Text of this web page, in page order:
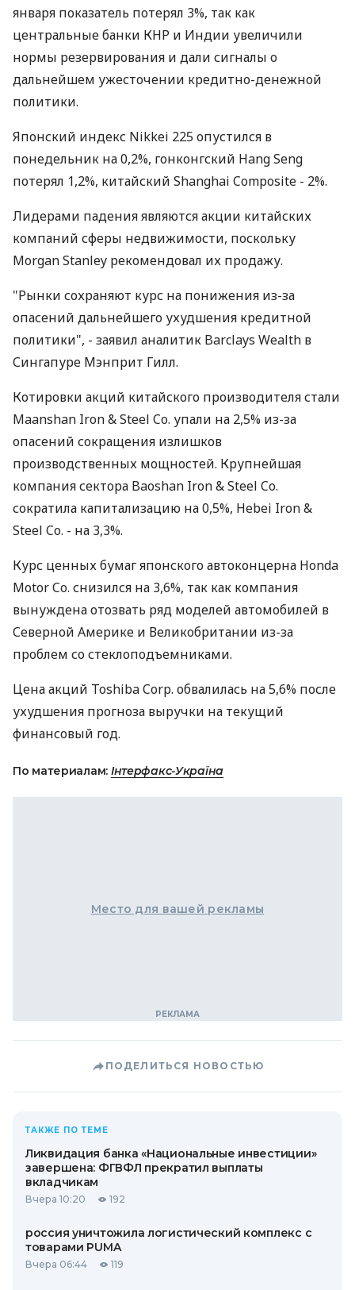
января показатель потерял 3%, так как
центральные банки КНР и Индии увеличили
нормы резервирования и дали сигналы о
дальнейшем ужесточении кредитно-денежной
политики.
Японский индекс Nikkei 225 опустился в
понедельник на 0,2%, гонконгский Hang Seng
потерял 1,2%, китайский Shanghai Composite - 2%.
Лидерами падения являются акции китайских
компаний сферы недвижимости, поскольку
Morgan Stanley рекомендовал их продажу.
"Рынки сохраняют курс на понижения из-за
опасений дальнейшего ухудшения кредитной
политики", - заявил аналитик Barclays Wealth в
Сингапуре Мэнприт Гилл.
Котировки акций китайского производителя стали
Maanshan Iron & Steel Co. упали на 2,5% из-за
опасений сокращения излишков
производственных мощностей. Крупнейшая
компания сектора Baoshan Iron & Steel Co.
сократила капитализацию на 0,5%, Hebei Iron &
Steel Co. - на 3,3%.
Курс ценных бумаг японского автоконцерна Honda
Motor Co. снизился на 3,6%, так как компания
вынуждена отозвать ряд моделей автомобилей в
Северной Америке и Великобритании из-за
проблем со стеклоподъемниками.
Цена акций Toshiba Corp. обвалилась на 5,6% после
ухудшения прогноза выручки на текущий
финансовый год.
По материалам: Інтерфакс-Україна
Место для вашей рекламы
ПОДЕЛИТЬСЯ НОВОСТЬЮ
ТАКЖЕ ПО ТЕМЕ
Ликвидация банка «Национальные инвестиции»
завершена: ФГВФЛ прекратил выплаты
вкладчикам
Вчера 10:20 192
россия уничтожила логистический комплекс с
товарами PUMA
Вчера 06:44 119